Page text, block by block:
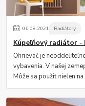
06.08.2021 Radiátory
Kúpeľňový radiátor -
Ohrievač je
vybavenia. V našej
Môže sa použiť nielen